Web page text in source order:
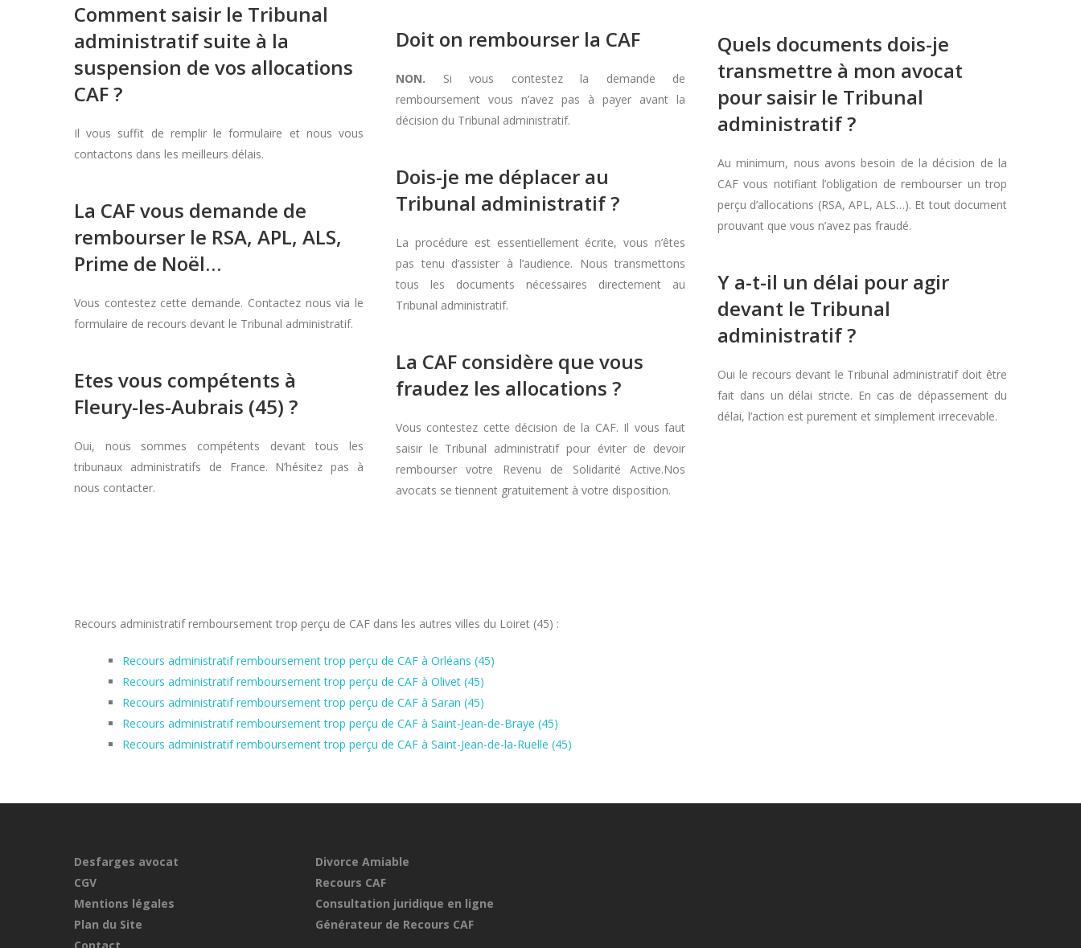
Comment saisir le Tribunal
administratif suite à la
suspension de vos allocations
CAF ?
Il vous suffit de remplir le formulaire et nous vous
contactons dans les meilleurs délais.
La CAF vous demande de
rembourser le RSA, APL, ALS,
Prime de Noël…
Vous contestez cette demande. Contactez nous via le
formulaire de recours devant le Tribunal administratif.
Etes vous compétents à
Fleury-les-Aubrais (45) ?
Oui, nous sommes compétents devant tous les
tribunaux administratifs de France. N’hésitez pas à
nous contacter.
Doit on rembourser la CAF
NON. Si vous contestez la demande de
remboursement vous n’avez pas à payer avant la
décision du Tribunal administratif.
Dois-je me déplacer au
Tribunal administratif ?
La procédure est essentiellement écrite, vous n’êtes
pas tenu d’assister à l’audience. Nous transmettons
tous les documents nécessaires directement au
Tribunal administratif.
La CAF considère que vous
fraudez les allocations ?
Vous contestez cette décision de la CAF. Il vous faut
saisir le Tribunal administratif pour éviter de devoir
rembourser votre Revenu de Solidarité Active.Nos
avocats se tiennent gratuitement à votre disposition.
Quels documents dois-je
transmettre à mon avocat
pour saisir le Tribunal
administratif ?
Au minimum, nous avons besoin de la décision de la
CAF vous notifiant l’obligation de rembourser un trop
perçu d’allocations (RSA, APL, ALS…). Et tout document
prouvant que vous n’avez pas fraudé.
Y a-t-il un délai pour agir
devant le Tribunal
administratif ?
Oui le recours devant le Tribunal administratif doit être
fait dans un délai stricte. En cas de dépassement du
délai, l’action est purement et simplement irrecevable.
Recours administratif remboursement trop perçu de CAF dans les autres villes du Loiret (45) :
Recours administratif remboursement trop perçu de CAF à Orléans (45)
Recours administratif remboursement trop perçu de CAF à Olivet (45)
Recours administratif remboursement trop perçu de CAF à Saran (45)
Recours administratif remboursement trop perçu de CAF à Saint-Jean-de-Braye (45)
Recours administratif remboursement trop perçu de CAF à Saint-Jean-de-la-Ruelle (45)
Desfarges avocat
CGV
Mentions légales
Plan du Site
Divorce Amiable
Recours CAF
Consultation juridique en ligne
Générateur de Recours CAF